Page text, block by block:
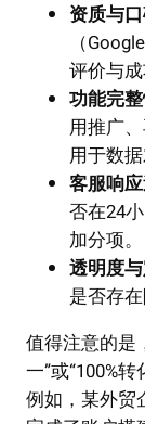
资质与口
（
评价与成
功能完整
用推广
用于数
客服响应
否在24
加分项。
透明度与
是否存
值得注意的是
一”或“100%
例如，某外贸